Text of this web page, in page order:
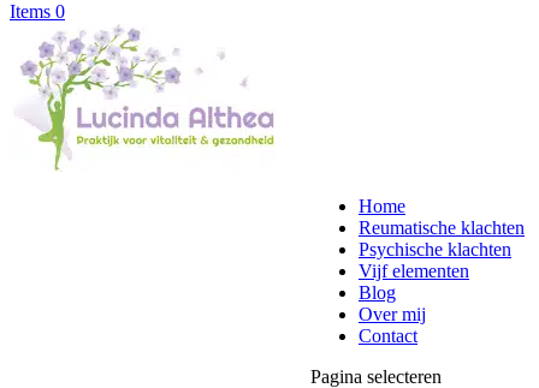
Items 0
Home
Reumatische klachten
Psychische klachten
Vijf elementen
Blog
Over mij
Contact
Pagina selecteren